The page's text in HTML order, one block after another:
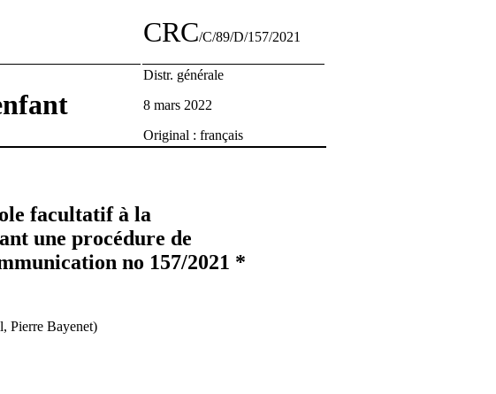
CRC/C/89/D/157/2021
Distr. générale
8 mars 2022
Original : français
facultatif à la
une procédure de
no 157/2021 *
Pierre Bayenet)